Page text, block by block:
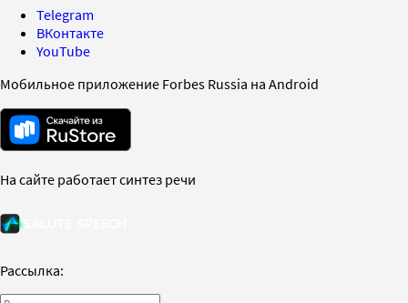
Telegram
ВКонтакте
YouTube
Мобильное приложение Forbes Russia на Android
На сайте работает синтез речи
Рассылка: